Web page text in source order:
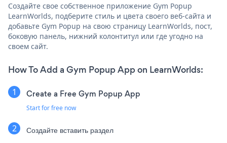
Создайте свое собственное приложение Gym Popup
LearnWorlds, подберите стиль и цвета своего веб-сайта и
добавьте Gym Popup на свою страницу LearnWorlds, пост,
боковую панель, нижний колонтитул или где угодно на
своем сайт.
How To Add a Gym Popup App on LearnWorlds:
Create a Free Gym Popup App
Start for free now
Создайте вставить раздел